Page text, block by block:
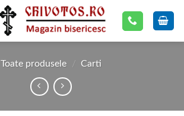
Toate produsele / Carti